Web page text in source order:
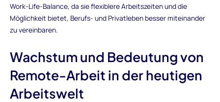
Work-Life-Balance, da sie flexiblere Arbeitszeiten und die
Möglichkeit bietet, Berufs- und Privatleben besser miteinander
zu vereinbaren.
Wachstum und Bedeutung von
Remote-Arbeit in der heutigen
Arbeitswelt